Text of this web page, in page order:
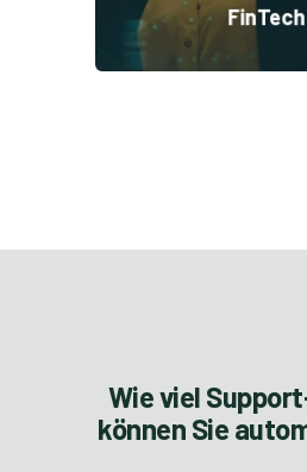
FinTech
Wie viel
können Sie